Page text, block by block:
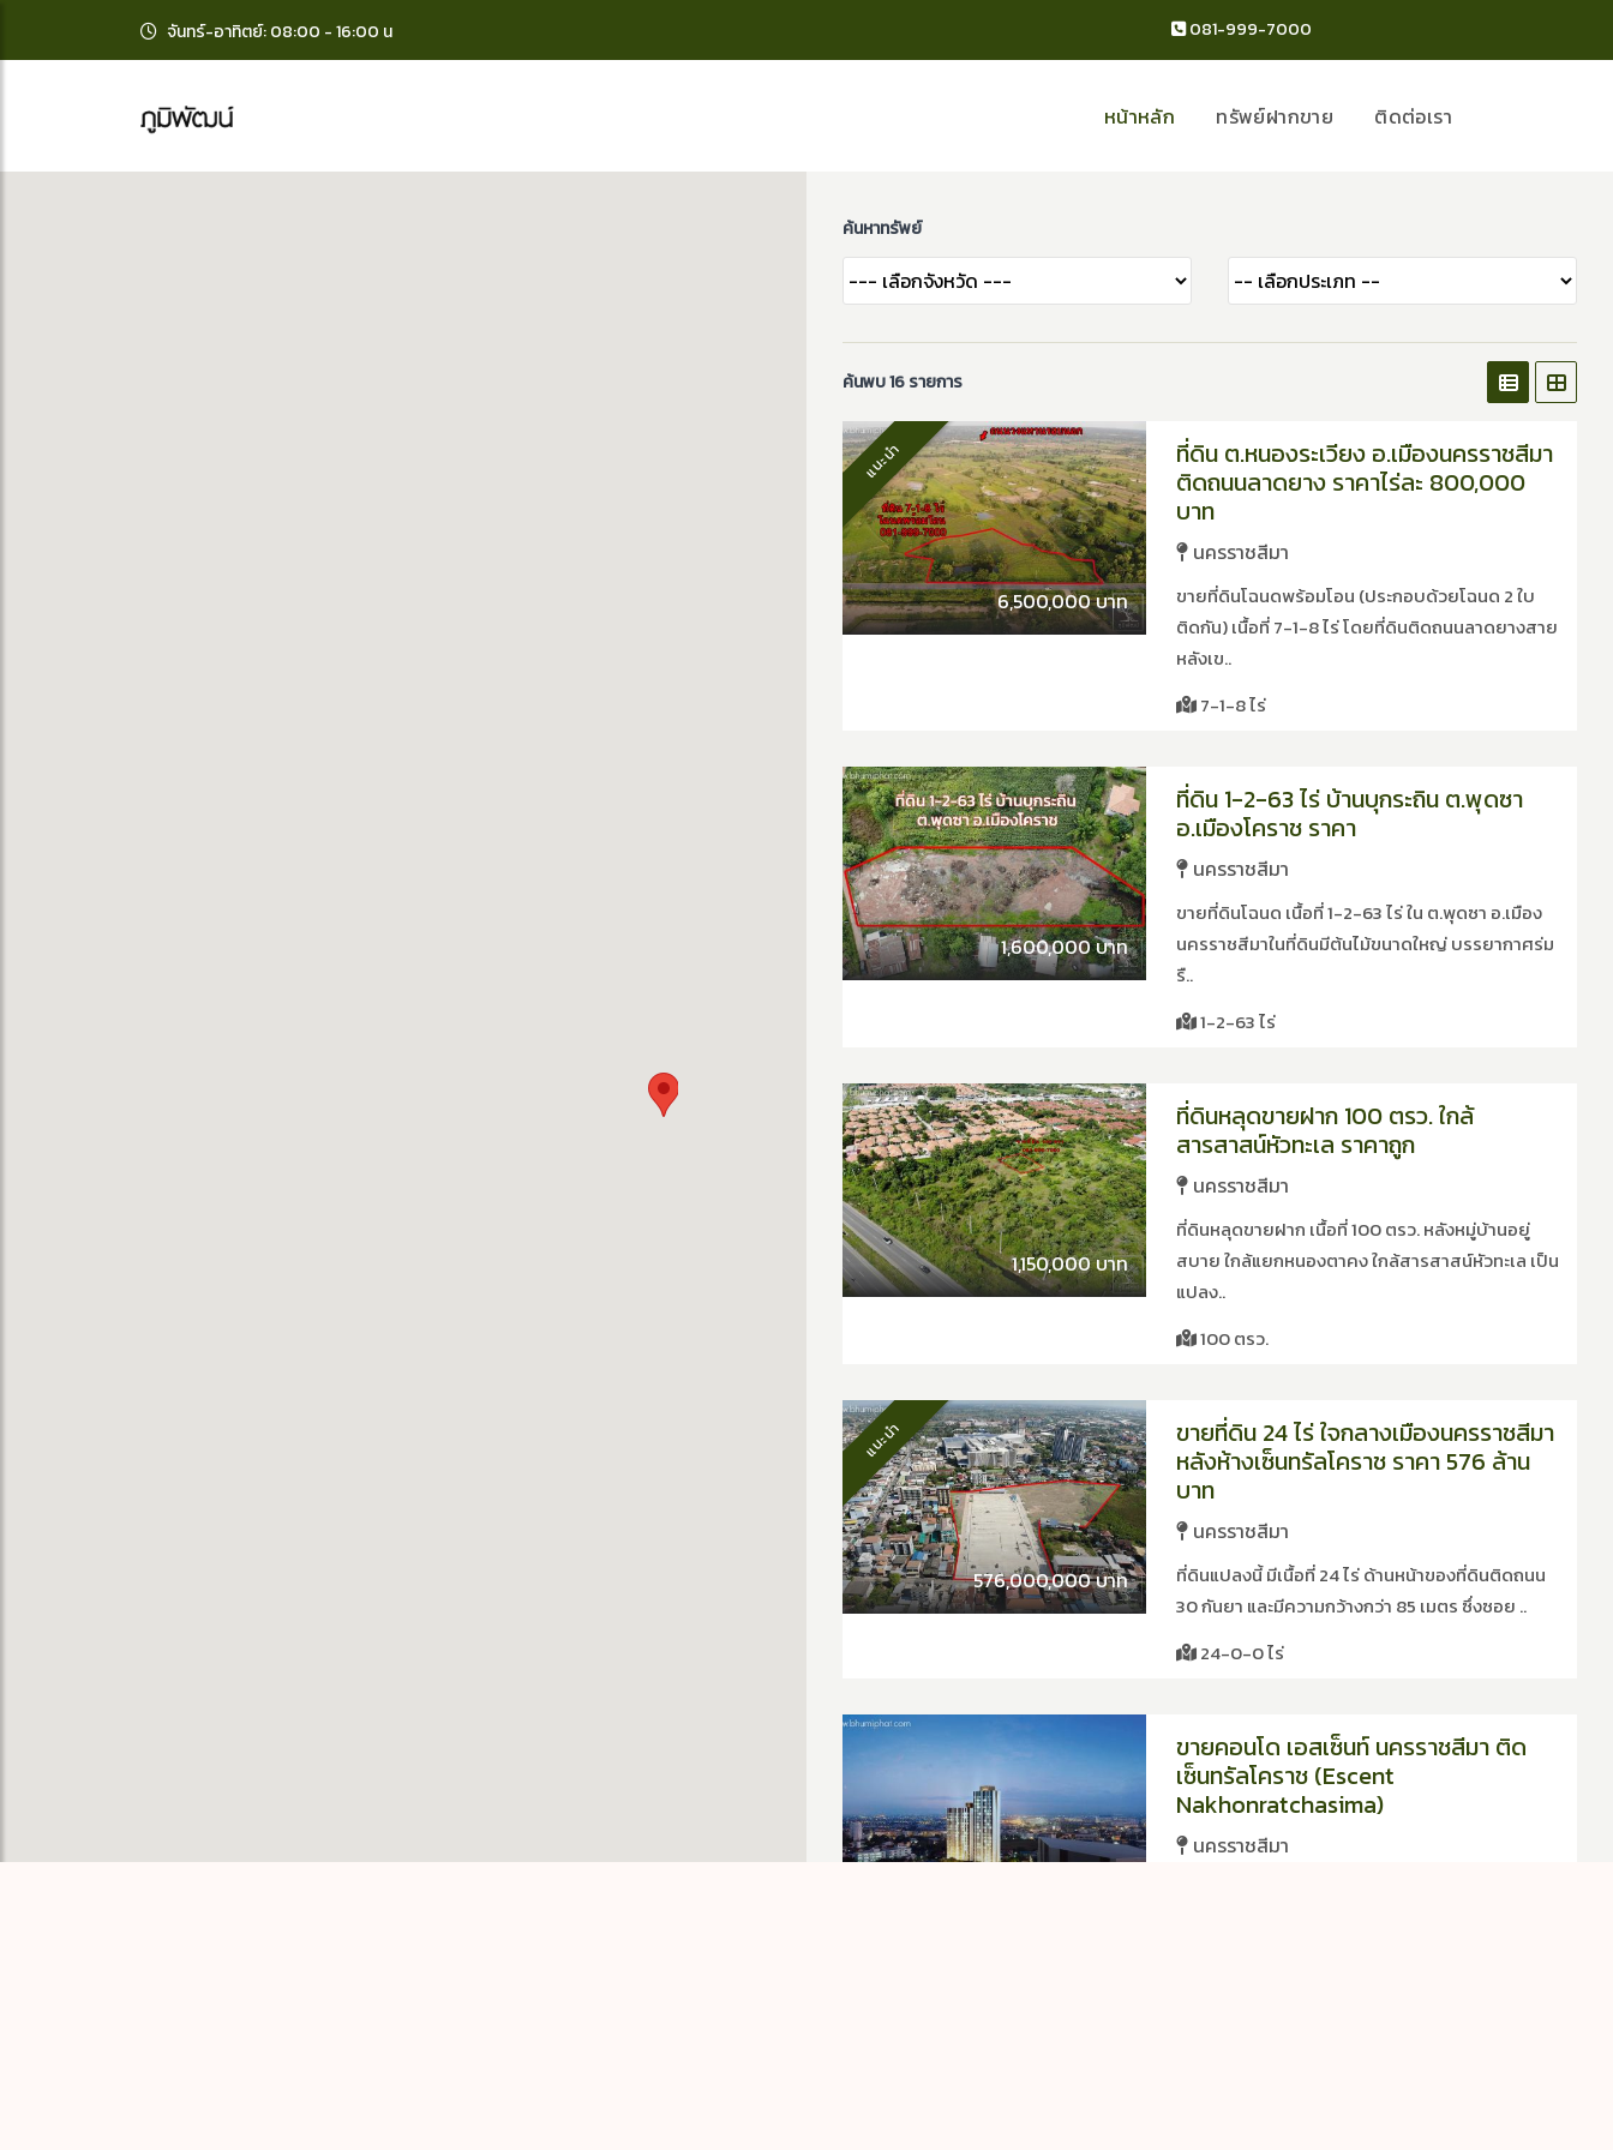
จันทร์-อาทิตย์: 08:00 - 16:00 น 081-999-7000
หน้าหลัก ทรัพย์ฝากขาย ติดต่อเรา
ค้นหาทรัพย์
ค้นพบ 16 รายการ
แนะนำ
6,500,000 บาท
ที่ดิน ต.หนองระเวียง อ.เมืองนครราชสีมา
ติดถนนลาดยาง ราคาไร่ละ 800,000
บาท
นครราชสีมา
ขายที่ดินโฉนดพร้อมโอน (ประกอบด้วยโฉนด 2 ใบ
ติดกัน) เนื้อที่ 7-1-8 ไร่ โดยที่ดินติดถนนลาดยางสาย
หลังเข..
7-1-8 ไร่
1,600,000 บาท
ที่ดิน 1-2-63 ไร่ บ้านบุกระถิน ต.พุดซา
อ.เมืองโคราช ราคา
นครราชสีมา
ขายที่ดินโฉนด เนื้อที่ 1-2-63 ไร่ ใน ต.พุดซา อ.เมือง
นครราชสีมาในที่ดินมีต้นไม้ขนาดใหญ่ บรรยากาศร่ม
รื..
1-2-63 ไร่
1,150,000 บาท
ที่ดินหลุดขายฝาก 100 ตรว. ใกล้
สารสาสน์หัวทะเล ราคาถูก
นครราชสีมา
ที่ดินหลุดขายฝาก เนื้อที่ 100 ตรว. หลังหมู่บ้านอยู่
สบาย ใกล้แยกหนองตาคง ใกล้สารสาสน์หัวทะเล เป็น
แปลง..
100 ตรว.
แนะนำ
576,000,000 บาท
ขายที่ดิน 24 ไร่ ใจกลางเมืองนครราชสีมา
หลังห้างเซ็นทรัลโคราช ราคา 576 ล้าน
บาท
นครราชสีมา
ที่ดินแปลงนี้ มีเนื้อที่ 24 ไร่ ด้านหน้าของที่ดินติดถนน
30 กันยา และมีความกว้างกว่า 85 เมตร ซึ่งซอย ..
24-0-0 ไร่
ขายคอนโด เอสเซ็นท์ นครราชสีมา ติด
เซ็นทรัลโคราช (Escent
Nakhonratchasima)
นครราชสีมา